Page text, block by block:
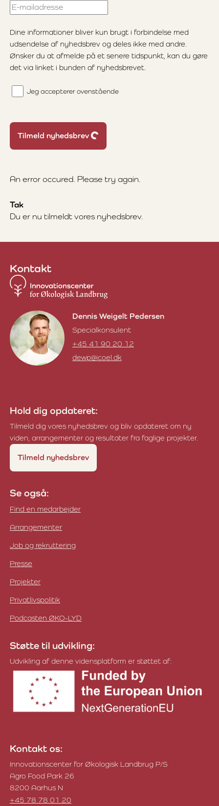
E-mailadresse
Dine informationer bliver kun brugt i forbindelse med
udsendelse af nyhedsbrev og deles ikke med andre.
Ønsker du at afmelde på et senere tidspunkt, kan du gøre
det via linket i bunden af nyhedsbrevet.
Jeg accepterer ovenstående
Tilmeld nyhedsbrev
Loading...
An error occured. Please try again.
Tak
Du er nu tilmeldt vores nyhedsbrev.
Kontakt
Dennis Weigelt Pedersen
Specialkonsulent
+45 41 90 20 12
dewp@icoel.dk
Hold dig opdateret:
Tilmeld dig vores nyhedsbrev og bliv opdateret om ny
viden, arrangementer og resultater fra faglige projekter.
Tilmeld nyhedsbrev
Se også:
Find en medarbejder
Arrangementer
Job og rekruttering
Presse
Projekter
Privatlivspolitik
Podcasten ØKO-LYD
Støtte til udvikling:
Udvikling af denne vidensplatform er støttet af:
Kontakt os:
Innovationscenter for Økologisk Landbrug P/S
Agro Food Park 26
8200 Aarhus N
+45 78 78 01 20